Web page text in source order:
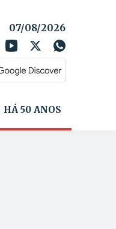
07/08/2026
HÁ 50 ANOS